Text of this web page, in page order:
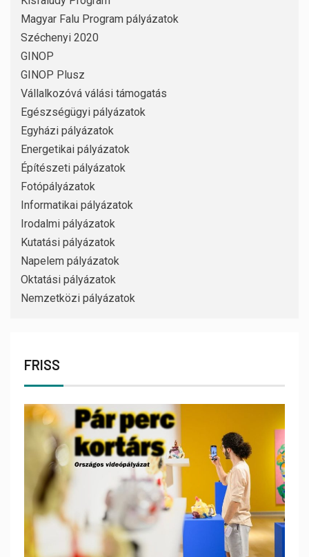
Magyar Falu Program pályázatok
Széchenyi 2020
GINOP
GINOP Plusz
Vállalkozóvá válási támogatás
Egészségügyi pályázatok
Egyházi pályázatok
Energetikai pályázatok
Építészeti pályázatok
Fotópályázatok
Informatikai pályázatok
Irodalmi pályázatok
Kutatási pályázatok
Napelem pályázatok
Oktatási pályázatok
Nemzetközi pályázatok
FRISS